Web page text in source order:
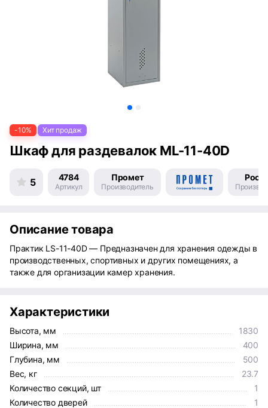
-10% Хит продаж
Шкаф для раздевалок ML-11-40D
5 4784
Артикул
Промет
Производитель
Описание товара
Практик LS-11-40D — Предназначен для хранения одежды в
производственных, спортивных и других помещениях, а
также для организации камер хранения.
Характеристики
Высота, мм
1830
Ширина, мм
400
Глубина, мм
500
Вес, кг
23.7
Количество секций, шт
1
Количество дверей
1